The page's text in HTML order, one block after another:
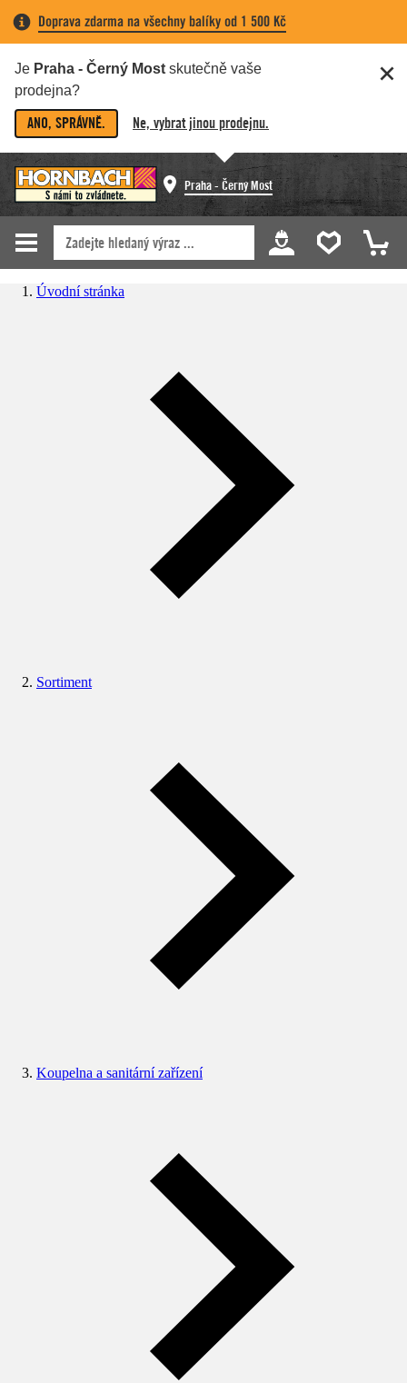
Doprava zdarma na všechny balíky od 1 500 Kč
Je Praha - Černý Most skutečně vaše
prodejna?
ANO, SPRÁVNĚ. Ne, vybrat jinou prodejnu.
Praha - Černý Most
Úvodní stránka
Sortiment
Koupelna a sanitární zařízení